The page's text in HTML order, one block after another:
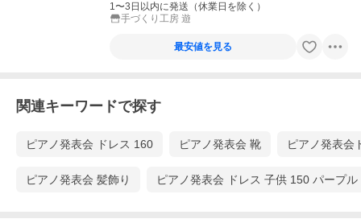
1〜3日以内に発送（休業日を除く）
手づくり工房 遊
最安値を見る
関連キーワードで探す
ピアノ発表会 ドレス 160 ピアノ発表会 靴 ピアノ発表会
ピアノ発表会 髪飾り ピアノ発表会 ドレス 子供 150 パープル